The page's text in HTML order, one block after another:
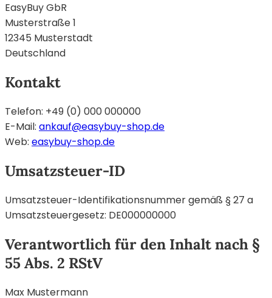
EasyBuy GbR
Musterstraße 1
12345 Musterstadt
Deutschland
Kontakt
Telefon: +49 (0) 000 000000
E-Mail: ankauf@easybuy-shop.de
Web: easybuy-shop.de
Umsatzsteuer-ID
Umsatzsteuer-Identifikationsnummer gemäß § 27 a
Umsatzsteuergesetz: DE000000000
Verantwortlich für den Inhalt nach §
55 Abs. 2 RStV
Max Mustermann